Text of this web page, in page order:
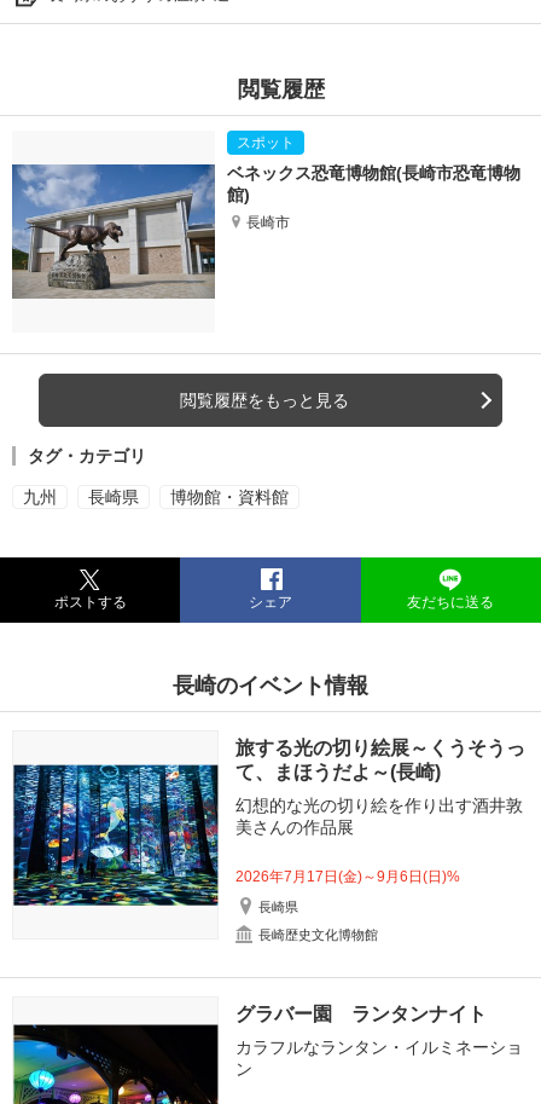
閲覧履歴
ベネックス恐竜博物館(長崎市恐竜博物
館)
長崎市
閲覧履歴をもっと見る
タグ・カテゴリ
九州 長崎県 博物館・資料館
ポストする シェア 友だちに送る
長崎のイベント情報
旅する光の切り絵展～くうそうっ
て、まほうだよ～(長崎)
幻想的な光の切り絵を作り出す酒井敦
美さんの作品展
2026年7月17日(金)～9月6日(日)%
長崎県
長崎歴史文化博物館
グラバー園 ランタンナイト
カラフルなランタン・イルミネーショ
ン